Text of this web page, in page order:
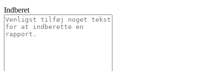
Indberet